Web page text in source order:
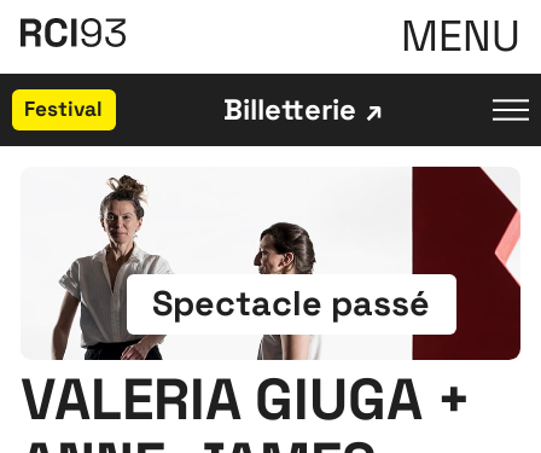
MENU
Festival Billetterie
Spectacle passé
VALERIA GIUGA +